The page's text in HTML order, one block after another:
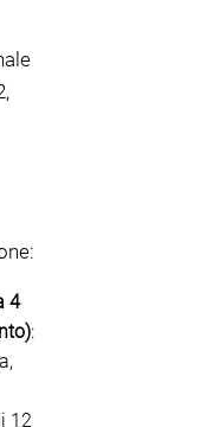
4
:
12